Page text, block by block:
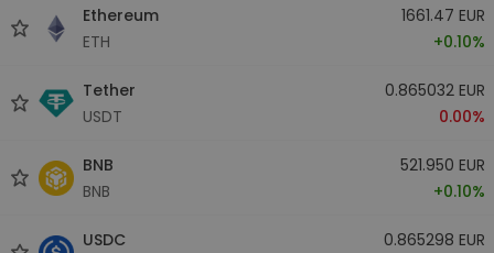
Ethereum
ETH
1661.47 EUR
+0.10%
Tether
USDT
0.865032 EUR
0.00%
BNB
BNB
521.950 EUR
+0.10%
USDC
0.865298 EUR